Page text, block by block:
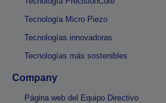
Tecnología Micro Piezo
Tecnologías innovadoras
Tecnologías más sostenibles
Company
Página web del Equipo Directivo